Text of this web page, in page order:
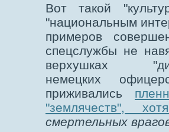
Вот такой
"национальным
примеров
спецслужбы не
верхушках
немецких
приживались
"землячеств",
смертельных